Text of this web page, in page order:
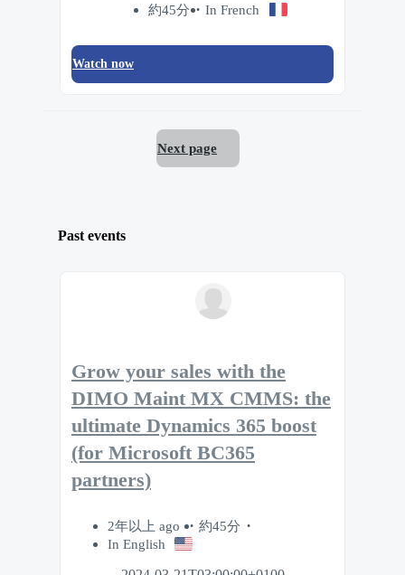
約45分 In French
Watch now
Next page
Past events
Grow your sales with the
DIMO Maint MX CMMS: the
ultimate Dynamics 365 boost
(for Microsoft BC365
partners)
2年以上 ago
約45分
In English